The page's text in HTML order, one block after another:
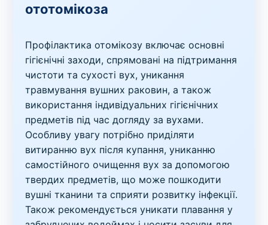
ототомікоза
Профілактика отомікозу включає основні
гігієнічні заходи, спрямовані на підтримання
чистоти та сухості вух, уникання
травмування вушних раковин, а також
використання індивідуальних гігієнічних
предметів під час догляду за вухами.
Особливу увагу потрібно приділяти
витиранню вух після купання, униканню
самостійного очищення вух за допомогою
твердих предметів, що може пошкодити
вушні тканини та сприяти розвитку інфекції.
Також рекомендується уникати плавання у